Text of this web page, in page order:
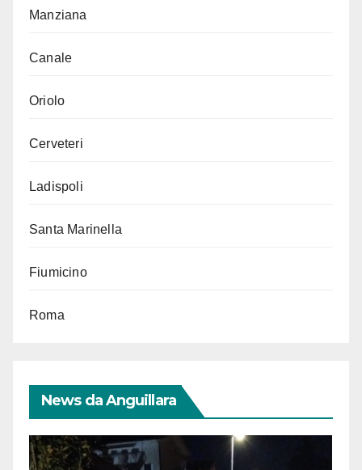
Manziana
Canale
Oriolo
Cerveteri
Ladispoli
Santa Marinella
Fiumicino
Roma
News da Anguillara